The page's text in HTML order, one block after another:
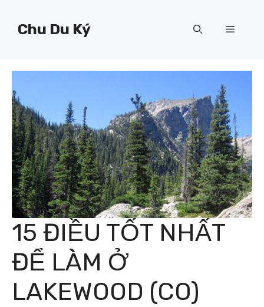
Chu Du Ký Menu
15 ĐIỀU TỐT NHẤT
ĐỂ LÀM Ở
LAKEWOOD (CO)